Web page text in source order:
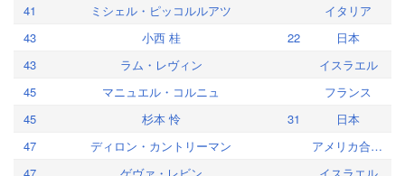
41
ミシェル・ピッコルルアツ
イタリア
43
小西 桂 22
日本
43
ラム・レヴィン
イスラエル
45
マニュエル・コルニュ
フランス
45
杉本 怜 31
日本
47
ディロン・カントリーマン
アメリカ合衆国
47
ゲヴァ・レビン
イスラエル